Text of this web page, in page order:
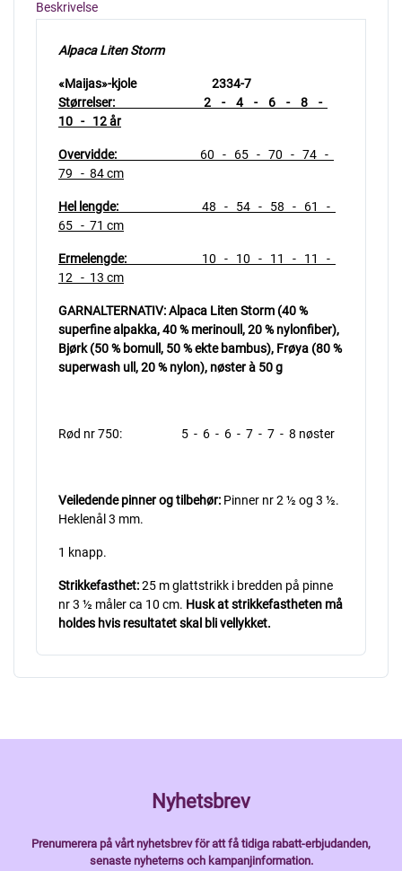
Beskrivelse
Alpaca Liten Storm
«Maijas»-kjole 2334-7
Størrelser: 2 - 4 - 6 - 8 -
10 - 12 år
Overvidde: 60 - 65 - 70 - 74 -
79 - 84 cm
Hel lengde:
48 - 54 - 58 - 61 -
65 - 71 cm
Ermelengde: 10 - 10 - 11 - 11 -
12 - 13 cm
GARNALTERNATIV:Alpaca Liten Storm (40 %
superfine alpakka, 40 % merinoull, 20 % nylonfiber),
Bjørk (50 % bomull, 50 % ekte bambus), Frøya (80 %
superwash ull, 20 % nylon), nøster à 50 g
Rød nr 750: 5 - 6 - 6 - 7 - 7 - 8 nøster
Veiledende pinner og tilbehør: Pinner nr 2 ½ og 3 ½.
Heklenål 3 mm.
1 knapp.
Strikkefasthet:25 m glattstrikk i bredden på pinne
nr 3 ½ måler ca 10 cm. Husk at strikkefastheten må
holdes hvis resultatet skal bli vellykket.
Nyhetsbrev
Prenumerera på vårt nyhetsbrev för att få tidiga rabatt-erbjudanden,
senaste nyheterns och kampanjinformation.